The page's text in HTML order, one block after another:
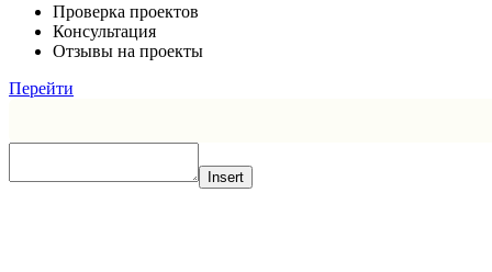
Проверка проектов
Консультация
Отзывы на проекты
Перейти
Insert